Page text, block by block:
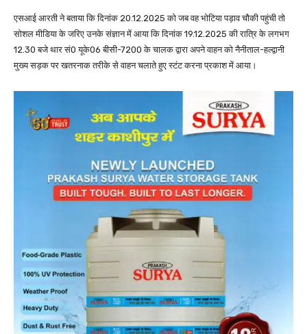
एसआई आरती ने बताया कि दिनांक 20.12.2025 को जब वह भोटिया पड़ाव चौकी पहुंची तो
सोशल मीडिया के जरिए उनके संज्ञान में आया कि दिनांक 19.12.2025 की रात्रि के लगभग
12.30 बजे थार सं0 यूके06 बीसी-7200 के चालक द्वारा अपने वाहन को नैनीताल-हल्द्वानी
मुख्य सड़क पर खतरनाक तरीके से वाहन चलाते हुए स्टंट करना प्रकाश में आया।